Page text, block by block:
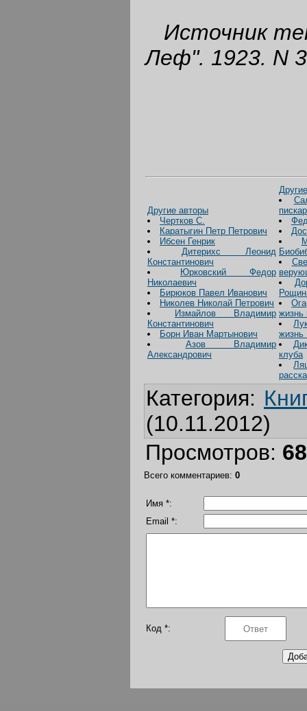
Источник
Леф". 1923. N
Другие авторы
Чертков С.
Каратыгин Петр Петрович
Ибсен Генрик
Дитерихс Леонид
Константинович
Юрковский Федор
Николаевич
Бирюков Павел Иванович
Николев Николай Петрович
Измайлов Владимир
Константинович
Борн Иван Мартынович
Азов Владимир
Александрович
жизнь
жизнь
клуба
Категория:
(10.11.2012)
Просмотров:
Всего комментариев: 0
Имя *:
Email *:
Код *: